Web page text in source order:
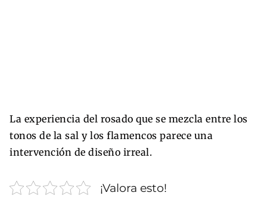
La experiencia del rosado que se mezcla entre los
tonos de la sal y los flamencos parece una
intervención de diseño irreal.
¡Valora esto!